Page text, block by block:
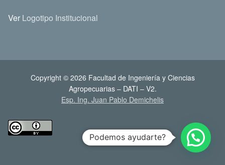
Ver Logotipo Institucional
Copyright © 2026 Facultad de Ingeniería y Ciencias
Agropecuarias – DATI – V2.
Esp. Ing. Juan Pablo Demichelis
Podemos ayudarte?